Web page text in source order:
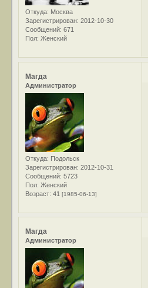
Откуда: Москва
Зарегистрирован: 2012-10-30
Сообщений: 671
Пол: Женский
Магда
Администратор
Откуда: Подольск
Зарегистрирован: 2012-10-31
Сообщений: 5723
Пол: Женский
Возраст: 41[1985-06-13]
Магда
Администратор